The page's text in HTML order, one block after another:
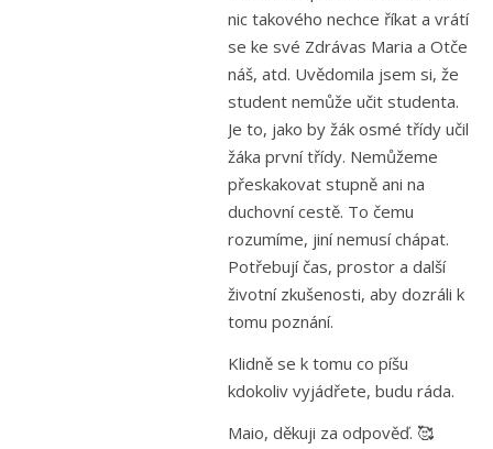
nic takového nechce říkat a vrátí
se ke své Zdrávas Maria a Otče
náš, atd. Uvědomila jsem si, že
student nemůže učit studenta.
Je to, jako by žák osmé třídy učil
žáka první třídy. Nemůžeme
přeskakovat stupně ani na
duchovní cestě. To čemu
rozumíme, jiní nemusí chápat.
Potřebují čas, prostor a další
životní zkušenosti, aby dozráli k
tomu poznání.
Klidně se k tomu co píšu
kdokoliv vyjádřete, budu ráda.
Maio, děkuji za odpověď. 🥰